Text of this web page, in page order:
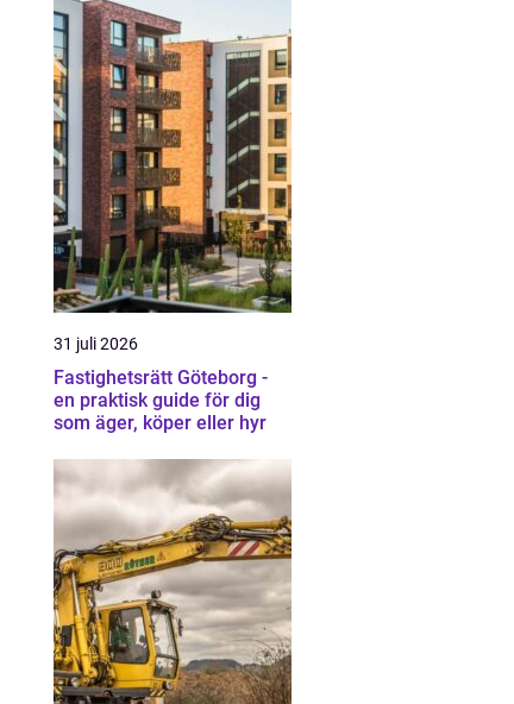
31 juli 2026
Fastighetsrätt Göteborg -
en praktisk guide för dig
som äger, köper eller hyr